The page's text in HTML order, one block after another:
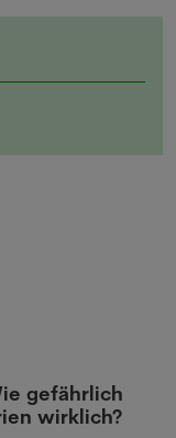
gefährlich
wirklich?